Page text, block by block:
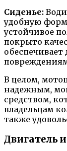
Сиденье:
удобную
устойчивое
покрыто
обеспечивает
В целом,
надежным,
средством,
владельцам
также
Двигатель